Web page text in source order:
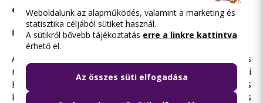
engedéllyel az M4-e metró vonalán
2014.01.28. 17:02
Az utolsó, Kelenföld vasútállomás megálló is
megkapta a használatbavételi engedélyt a Nemzeti
Közlekedési Hatóságtól, ezzel valamennyi állomás
készen áll az utasforgalmi próbaüzemre. A teljes
Weboldalunk az alapműködés, valamint a marketing és
statisztika céljából sütiket használ.
A sütikről bővebb tájékoztatás erre a linkre kattintva
érhető el.
Az összes süti elfogadása